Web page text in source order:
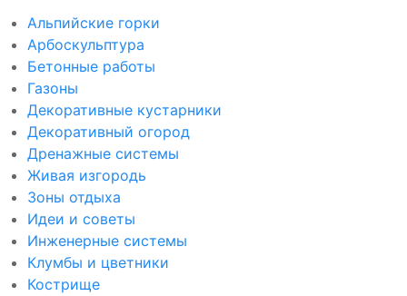
Альпийские горки
Арбоскульптура
Бетонные работы
Газоны
Декоративные кустарники
Декоративный огород
Дренажные системы
Живая изгородь
Зоны отдыха
Идеи и советы
Инженерные системы
Клумбы и цветники
Кострище